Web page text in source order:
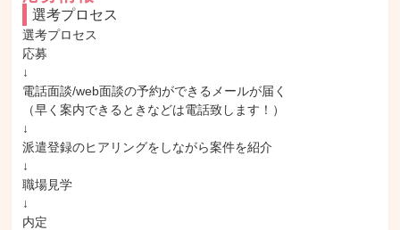
選考プロセス
選考プロセス
応募
↓
電話面談/web面談の予約ができるメールが届く
（早く案内できるときなどは電話致します！）
↓
派遣登録のヒアリングをしながら案件を紹介
↓
職場見学
↓
内定